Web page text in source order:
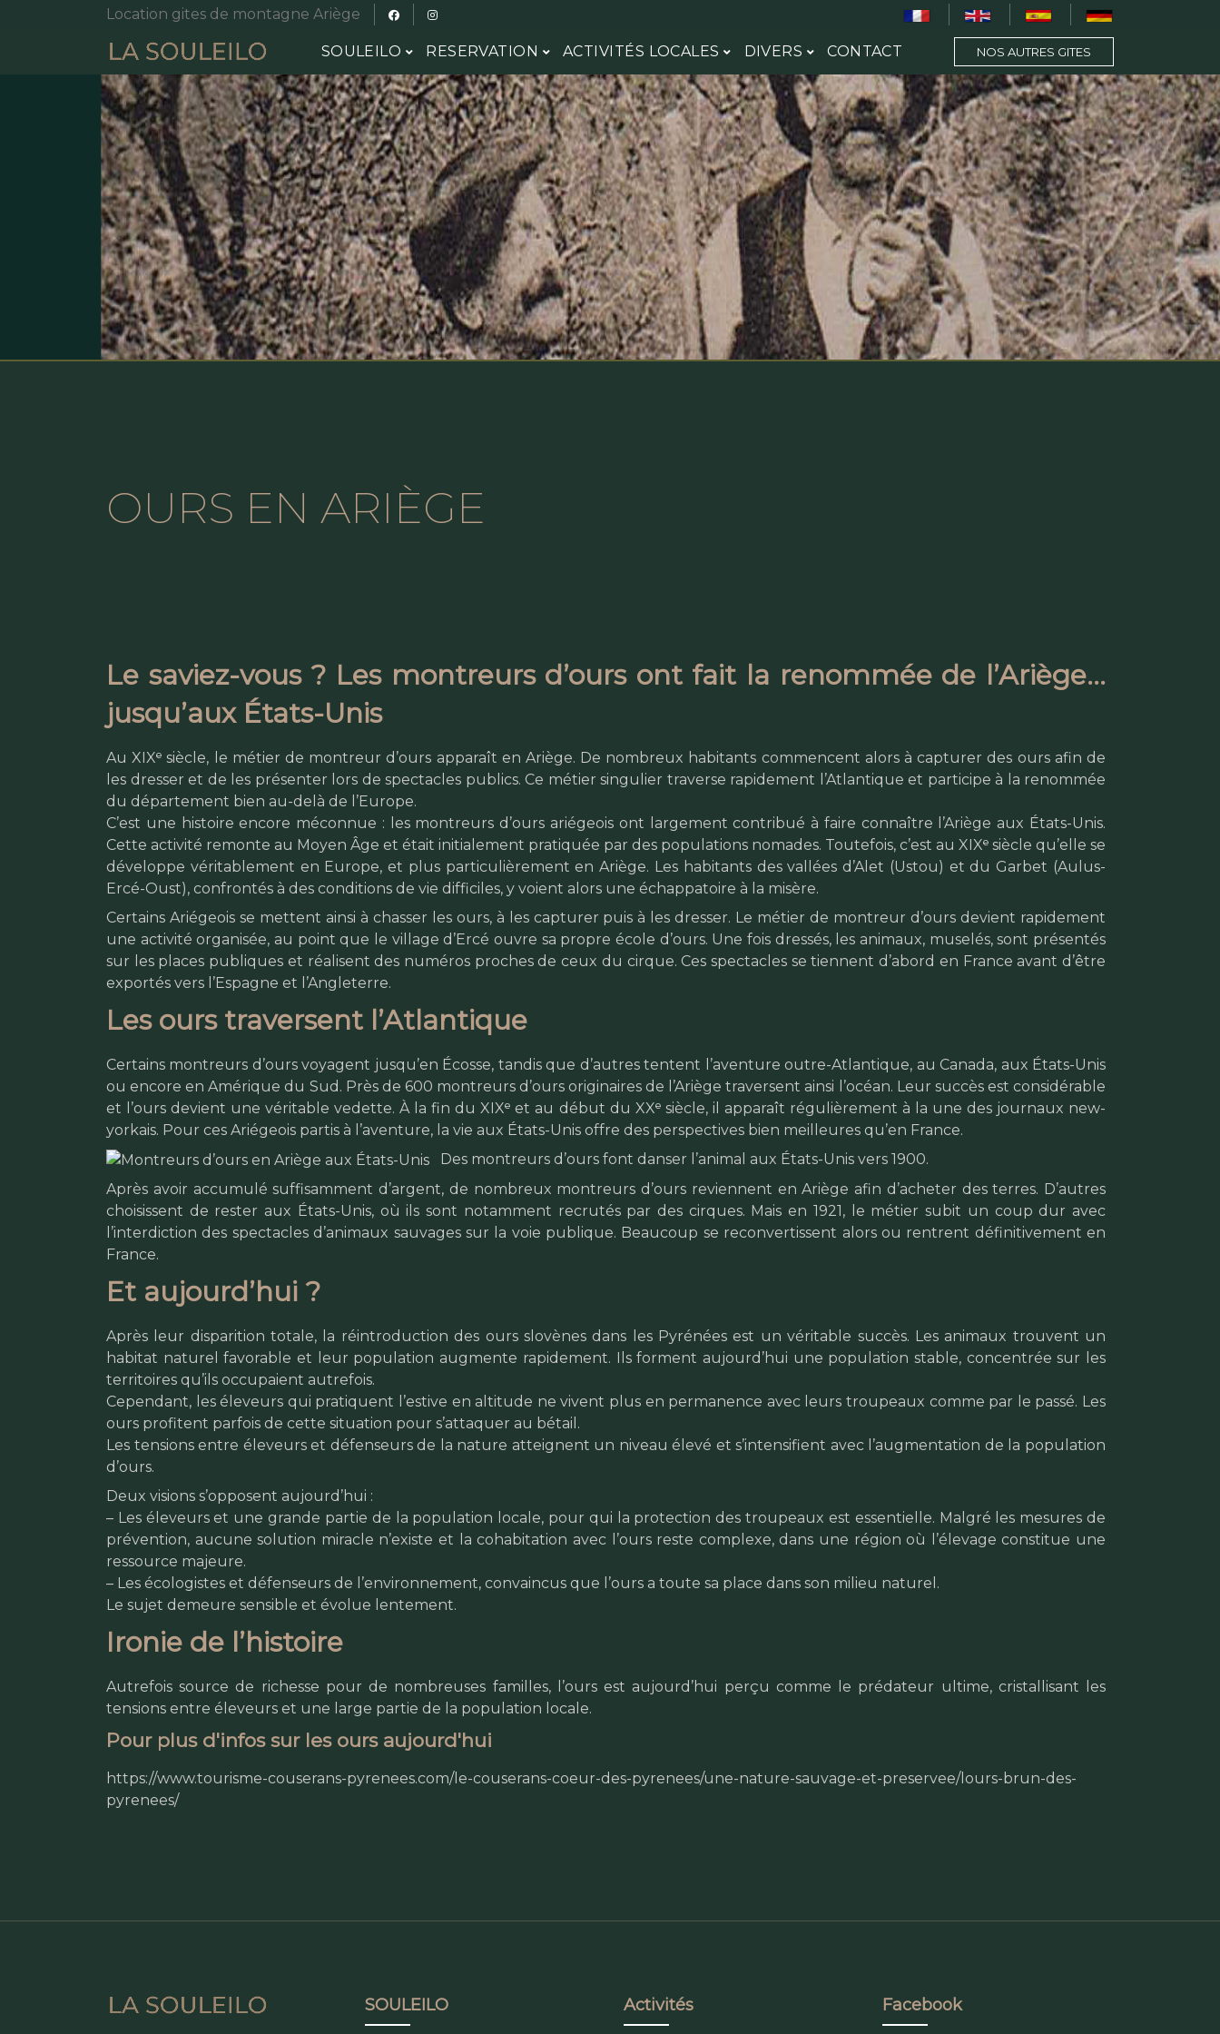
Location gites de montagne Ariège
SOULEILO RESERVATION ACTIVITÉS LOCALES DIVERS CONTACT NOS AUTRES GITES
OURS EN ARIÈGE
Le saviez-vous ? Les montreurs d’ours ont fait la renommée de l’Ariège…
jusqu’aux États-Unis
Au XIXᵉ siècle, le métier de montreur d’ours apparaît en Ariège. De nombreux habitants commencent alors à capturer des ours afin de
les dresser et de les présenter lors de spectacles publics. Ce métier singulier traverse rapidement l’Atlantique et participe à la renommée
du département bien au-delà de l’Europe.
C’est une histoire encore méconnue : les montreurs d’ours ariégeois ont largement contribué à faire connaître l’Ariège aux États-Unis.
Cette activité remonte au Moyen Âge et était initialement pratiquée par des populations nomades. Toutefois, c’est au XIXᵉ siècle qu’elle se
développe véritablement en Europe, et plus particulièrement en Ariège. Les habitants des vallées d’Alet (Ustou) et du Garbet (Aulus-
Ercé-Oust), confrontés à des conditions de vie difficiles, y voient alors une échappatoire à la misère.
Certains Ariégeois se mettent ainsi à chasser les ours, à les capturer puis à les dresser. Le métier de montreur d’ours devient rapidement
une activité organisée, au point que le village d’Ercé ouvre sa propre école d’ours. Une fois dressés, les animaux, muselés, sont présentés
sur les places publiques et réalisent des numéros proches de ceux du cirque. Ces spectacles se tiennent d’abord en France avant d’être
exportés vers l’Espagne et l’Angleterre.
Les ours traversent l’Atlantique
Certains montreurs d’ours voyagent jusqu’en Écosse, tandis que d’autres tentent l’aventure outre-Atlantique, au Canada, aux États-Unis
ou encore en Amérique du Sud. Près de 600 montreurs d’ours originaires de l’Ariège traversent ainsi l’océan. Leur succès est considérable
et l’ours devient une véritable vedette. À la fin du XIXᵉ et au début du XXᵉ siècle, il apparaît régulièrement à la une des journaux new-
yorkais. Pour ces Ariégeois partis à l’aventure, la vie aux États-Unis offre des perspectives bien meilleures qu’en France.
Des montreurs d’ours font danser l’animal aux États-Unis vers 1900.
Après avoir accumulé suffisamment d’argent, de nombreux montreurs d’ours reviennent en Ariège afin d’acheter des terres. D’autres
choisissent de rester aux États-Unis, où ils sont notamment recrutés par des cirques. Mais en 1921, le métier subit un coup dur avec
l’interdiction des spectacles d’animaux sauvages sur la voie publique. Beaucoup se reconvertissent alors ou rentrent définitivement en
France.
Et aujourd’hui ?
Après leur disparition totale, la réintroduction des ours slovènes dans les Pyrénées est un véritable succès. Les animaux trouvent un
habitat naturel favorable et leur population augmente rapidement. Ils forment aujourd’hui une population stable, concentrée sur les
territoires qu’ils occupaient autrefois.
Cependant, les éleveurs qui pratiquent l’estive en altitude ne vivent plus en permanence avec leurs troupeaux comme par le passé. Les
ours profitent parfois de cette situation pour s’attaquer au bétail.
Les tensions entre éleveurs et défenseurs de la nature atteignent un niveau élevé et s’intensifient avec l’augmentation de la population
d’ours.
Deux visions s’opposent aujourd’hui :
– Les éleveurs et une grande partie de la population locale, pour qui la protection des troupeaux est essentielle. Malgré les mesures de
prévention, aucune solution miracle n’existe et la cohabitation avec l’ours reste complexe, dans une région où l’élevage constitue une
ressource majeure.
– Les écologistes et défenseurs de l’environnement, convaincus que l’ours a toute sa place dans son milieu naturel.
Le sujet demeure sensible et évolue lentement.
Ironie de l’histoire
Autrefois source de richesse pour de nombreuses familles, l’ours est aujourd’hui perçu comme le prédateur ultime, cristallisant les
tensions entre éleveurs et une large partie de la population locale.
Pour plus d'infos sur les ours aujourd'hui
https://www.tourisme-couserans-pyrenees.com/le-couserans-coeur-des-pyrenees/une-nature-sauvage-et-preservee/lours-brun-des-
pyrenees/
SOULEILO Activités Facebook